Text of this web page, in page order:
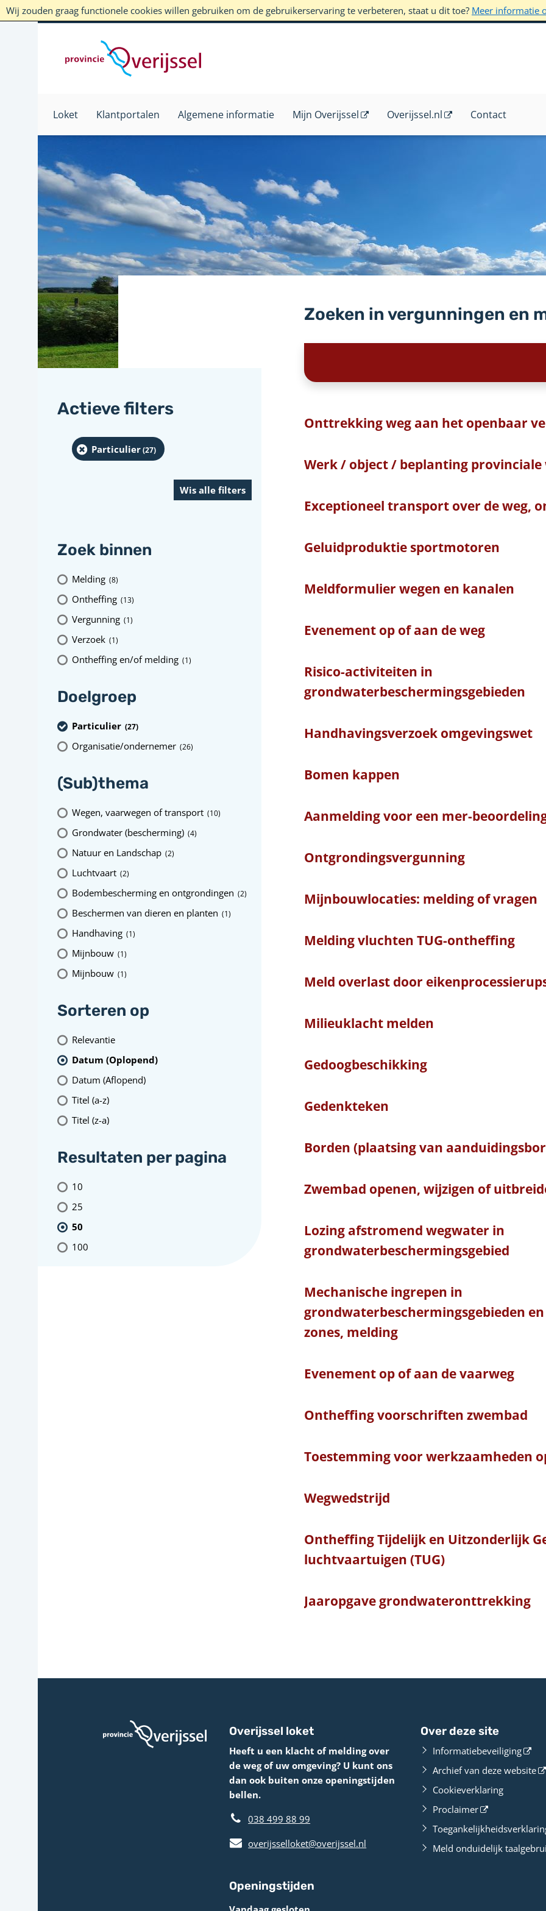
Wij zouden graag functionele cookies willen gebruiken om de gebruikerservaring te verbeteren, staat u dit toe? Meer informatie
Loket Klantportalen Algemene informatie Mijn Overijssel Overijssel.nl Contact
Zoeken in vergunningen en
Onttrekking weg aan het openbaar
Werk / object / beplanting provinciale
Exceptioneel transport over de weg,
Geluidproduktie sportmotoren
Meldformulier wegen en kanalen
Evenement op of aan de weg
Risico-activiteiten in
grondwaterbeschermingsgebieden
Handhavingsverzoek omgevingswet
Bomen kappen
Aanmelding voor een mer-
Ontgrondingsvergunning
Mijnbouwlocaties: melding of vragen
Melding vluchten TUG-ontheffing
Meld overlast door
Milieuklacht melden
Gedoogbeschikking
Gedenkteken
Borden (plaatsing van
Zwembad openen, wijzigen of
Lozing afstromend wegwater in
grondwaterbeschermingsgebied
Mechanische ingrepen in
grondwaterbeschermingsgebieden
zones, melding
Evenement op of aan de vaarweg
Ontheffing voorschriften zwembad
Toestemming voor werkzaamheden
Wegwedstrijd
Ontheffing Tijdelijk en Uitzonderlijk
luchtvaartuigen (TUG)
Jaaropgave grondwateronttrekking
Actieve filters
Particulier(27)
Zoek binnen
Melding (8)
Ontheffing (13)
Vergunning (1)
Verzoek (1)
Ontheffing en/of melding (1)
Doelgroep
Particulier (27)
Organisatie/ondernemer (26)
(Sub)thema
Wegen, vaarwegen of transport (10)
Grondwater (bescherming) (4)
Natuur en Landschap (2)
Luchtvaart (2)
Bodembescherming en ontgrondingen (2)
Beschermen van dieren en planten (1)
Handhaving (1)
Mijnbouw (1)
Mijnbouw (1)
Sorteren op
Relevantie
Datum (Oplopend)
Datum (Aflopend)
Titel (a-z)
Titel (z-a)
Resultaten per pagina
10
25
50
100
Overijssel loket
Heeft u een klacht of melding over
de weg of uw omgeving? U kunt ons
dan ook buiten onze openingstijden
bellen.
038 499 88 99
overijsselloket@overijssel.nl
Openingstijden
Over deze site
Informatiebeveiliging
Archief van deze website
Cookieverklaring
Proclaimer
Meld onduidelijk